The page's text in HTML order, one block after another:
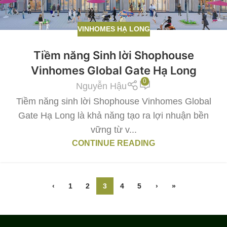
VINHOMES HẠ LONG
Tiềm năng Sinh lời Shophouse
Vinhomes Global Gate Hạ Long
Nguyễn Hậu 0
Tiềm năng sinh lời Shophouse Vinhomes Global
Gate Hạ Long là khả năng tạo ra lợi nhuận bền
vững từ v...
CONTINUE READING
‹ 1 2 3 4 5 › »